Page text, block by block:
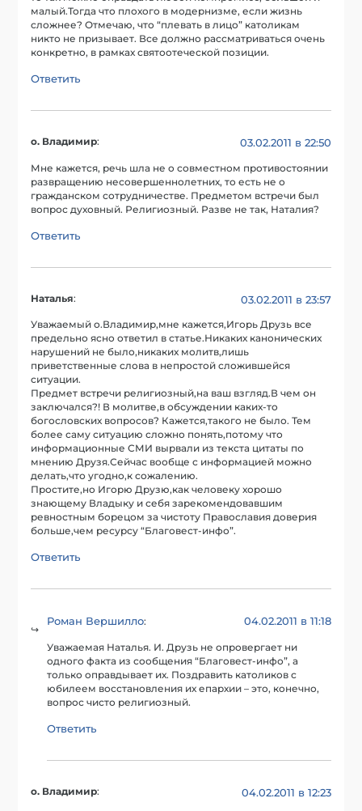
малый.Тогда что плохого в модернизме, если жизнь
сложнее? Отмечаю, что “плевать в лицо” католикам
никто не призывает. Все должно рассматриваться очень
конкретно, в рамках святоотеческой позиции.
Ответить
о. Владимир: 03.02.2011 в 22:50
Мне кажется, речь шла не о совместном противостоянии
развращению несовершеннолетних, то есть не о
гражданском сотрудничестве. Предметом встречи был
вопрос духовный. Религиозный. Разве не так, Наталия?
Ответить
Наталья: 03.02.2011 в 23:57
Уважаемый о.Владимир,мне кажется,Игорь Друзь все
предельно ясно ответил в статье.Никаких канонических
нарушений не было,никаких молитв,лишь
приветственные слова в непростой сложившейся
ситуации.
Предмет встречи религиозный,на ваш взгляд.В чем он
заключался?! В молитве,в обсуждении каких-то
богословских вопросов? Кажется,такого не было. Тем
более саму ситуацию сложно понять,потому что
информационные СМИ вырвали из текста цитаты по
мнению Друзя.Сейчас вообще с информацией можно
делать,что угодно,к сожалению.
Простите,но Игорю Друзю,как человеку хорошо
знающему Владыку и себя зарекомендовавшим
ревностным борецом за чистоту Православия доверия
больше,чем ресурсу “Благовест-инфо”.
Ответить
Роман Вершилло: 04.02.2011 в 11:18
Уважаемая Наталья. И. Друзь не опровергает ни
одного факта из сообщения “Благовест-инфо”, а
только оправдывает их. Поздравить католиков с
юбилеем восстановления их епархии – это, конечно,
вопрос чисто религиозный.
Ответить
о. Владимир: 04.02.2011 в 12:23